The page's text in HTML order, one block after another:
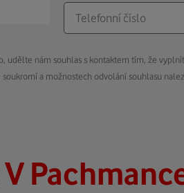
udělte nám souhlas s kontaktem tím, že
a možnostech odvolání souhlasu
V